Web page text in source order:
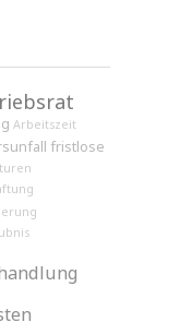
Arbeitszeit
fristlose